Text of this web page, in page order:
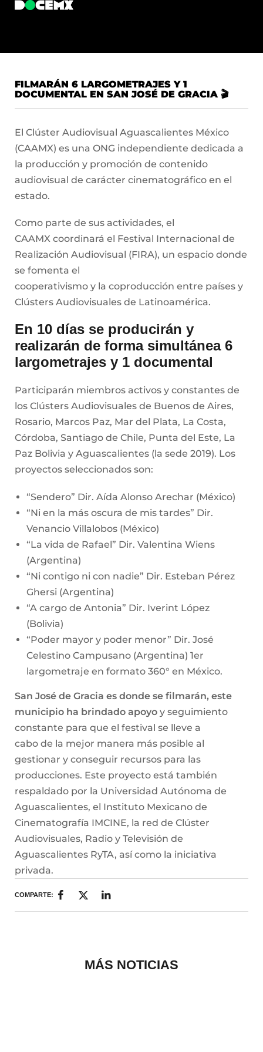
FILMARÁN 6 LARGOMETRAJES Y 1
DOCUMENTAL EN SAN JOSÉ DE GRACIA 🎬
El Clúster Audiovisual Aguascalientes México
(CAAMX) es una ONG independiente dedicada a
la producción y promoción de contenido
audiovisual de carácter cinematográfico en el
estado.
Como parte de sus actividades, el
CAAMX coordinará el Festival Internacional de
Realización Audiovisual (FIRA), un espacio donde
se fomenta el
cooperativismo y la coproducción entre países y
Clústers Audiovisuales de Latinoamérica.
En 10 días se producirán y
realizarán de forma simultánea 6
largometrajes y 1 documental
Participarán miembros activos y constantes de
los Clústers Audiovisuales de Buenos de Aires,
Rosario, Marcos Paz, Mar del Plata, La Costa,
Córdoba, Santiago de Chile, Punta del Este, La
Paz Bolivia y Aguascalientes (la sede 2019). Los
proyectos seleccionados son:
“Sendero” Dir. Aída Alonso Arechar (México)
“Ni en la más oscura de mis tardes” Dir.
Venancio Villalobos (México)
“La vida de Rafael” Dir. Valentina Wiens
(Argentina)
“Ni contigo ni con nadie” Dir. Esteban Pérez
Ghersi (Argentina)
“A cargo de Antonia” Dir. Iverint López
(Bolivia)
“Poder mayor y poder menor” Dir. José
Celestino Campusano (Argentina) 1er
largometraje en formato 360° en México.
San José de Gracia es donde se filmarán, este
municipio ha brindado apoyo y seguimiento
constante para que el festival se lleve a
cabo de la mejor manera más posible al
gestionar y conseguir recursos para las
producciones. Este proyecto está también
respaldado por la Universidad Autónoma de
Aguascalientes, el Instituto Mexicano de
Cinematografía IMCINE, la red de Clúster
Audiovisuales, Radio y Televisión de
Aguascalientes RyTA, así como la iniciativa
privada.
COMPARTE:
MÁS NOTICIAS